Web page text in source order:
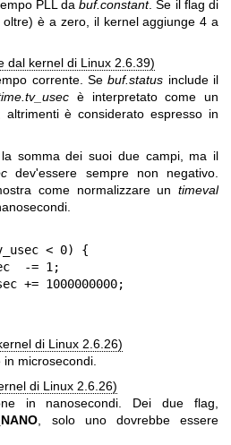
PLL dabuf.constant. Se il flag di
è a zero, il kernel aggiunge 4 a
dal kernel di Linux 2.6.39)
corrente. Sebuf.status include il
è interpretato come un
altrimenti è considerato espresso in
somma dei suoi due campi, ma il
dev'essere sempre non negativo.
come normalizzare un timeval
< 0) {
di Linux 2.6.26)
microsecondi.
di Linux 2.6.26)
in nanosecondi. Dei due flag,
, solo uno dovrebbe essere